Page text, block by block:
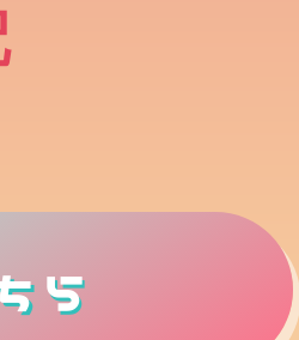
ら